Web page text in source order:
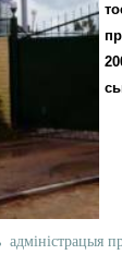
адміністрацыя